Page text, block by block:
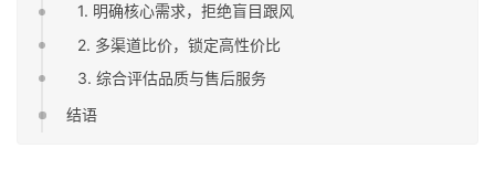
1. 明确核心需求，拒绝盲目跟风
2. 多渠道比价，锁定高性价比
3. 综合评估品质与售后服务
结语